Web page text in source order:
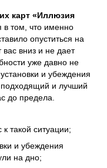
карт «Иллюзия
в том, что именно
опуститься на
вниз и не дает
уже давно не
и убеждения
подходящий и лучший
до предела.
такой ситуации;
и убеждения
на дно;